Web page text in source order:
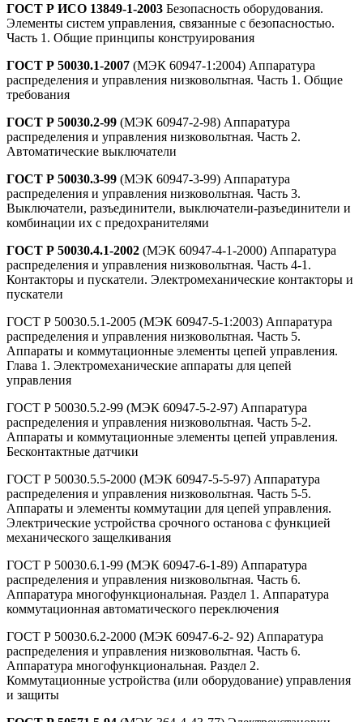
ГОСТ Р ИСО 13849-1-2003 Безопасность оборудования.
Элементы систем управления, связанные с безопасностью.
Часть 1. Общие принципы конструирования
ГОСТ Р 50030.1-2007 (МЭК 60947-1:2004) Аппаратура
распределения и управления низковольтная. Часть 1. Общие
требования
ГОСТ Р 50030.2-99 (МЭК 60947-2-98) Аппаратура
распределения и управления низковольтная. Часть 2.
Автоматические выключатели
ГОСТ Р 50030.3-99 (МЭК 60947-3-99) Аппаратура
распределения и управления низковольтная. Часть 3.
Выключатели, разъединители, выключатели-разъединители и
комбинации их с предохранителями
ГОСТ Р 50030.4.1-2002 (МЭК 60947-4-1-2000) Аппаратура
распределения и управления низковольтная. Часть 4-1.
Контакторы и пускатели. Электромеханические контакторы и
пускатели
ГОСТ Р 50030.5.1-2005 (МЭК 60947-5-1:2003) Аппаратура
распределения и управления низковольтная. Часть 5.
Аппараты и коммутационные элементы цепей управления.
Глава 1. Электромеханические аппараты для цепей
управления
ГОСТ Р 50030.5.2-99 (МЭК 60947-5-2-97) Аппаратура
распределения и управления низковольтная. Часть 5-2.
Аппараты и коммутационные элементы цепей управления.
Бесконтактные датчики
ГОСТ Р 50030.5.5-2000 (МЭК 60947-5-5-97) Аппаратура
распределения и управления низковольтная. Часть 5-5.
Аппараты и элементы коммутации для цепей управления.
Электрические устройства срочного останова с функцией
механического защелкивания
ГОСТ Р 50030.6.1-99 (МЭК 60947-6-1-89) Аппаратура
распределения и управления низковольтная. Часть 6.
Аппаратура многофункциональная. Раздел 1. Аппаратура
коммутационная автоматического переключения
ГОСТ Р 50030.6.2-2000 (МЭК 60947-6-2- 92) Аппаратура
распределения и управления низковольтная. Часть 6.
Аппаратура многофункциональная. Раздел 2.
Коммутационные устройства (или оборудование) управления
и защиты